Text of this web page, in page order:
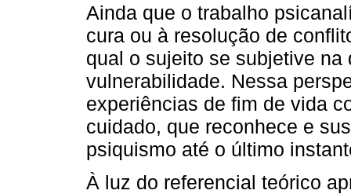
Ainda que o trabalho
cura ou à resolução de
qual o sujeito se subjetive
vulnerabilidade. Nessa
experiências de fim de vida
cuidado, que reconhece e
psiquismo até o último
À luz do referencial teórico